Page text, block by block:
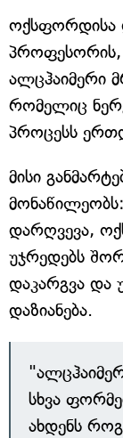
ოქსფორდისა
პროფესორის,
ალცჰაიმერი
რომელიც
პროცესს
მისი
დარღვევა,
უჯრედებს
დაკარგვა და
დაზიანება.
სხვა
ახდენს